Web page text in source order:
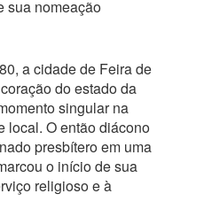
sua nomeação
a cidade de Feira de
do estado da
singular na
local. O então diácono
presbítero em uma
o início de sua
religioso e à